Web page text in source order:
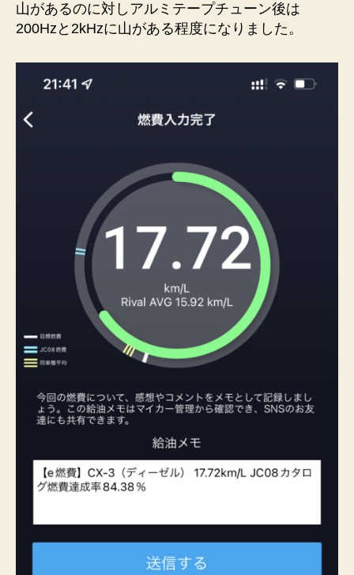
山があるのに対しアルミテープチューン後は
200Hzと2kHzに山がある程度になりました。